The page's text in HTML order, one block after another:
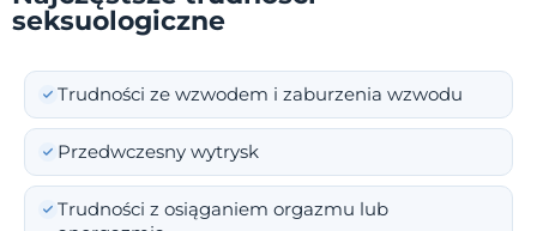
seksuologiczne
Trudności ze wzwodem i zaburzenia wzwodu
Przedwczesny wytrysk
Trudności z osiąganiem orgazmu lub